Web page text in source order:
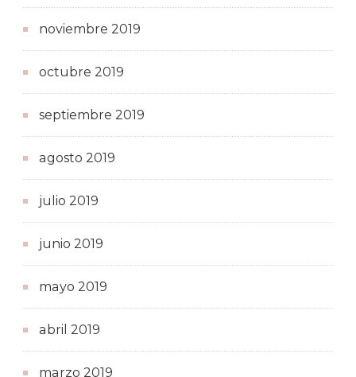
noviembre 2019
octubre 2019
septiembre 2019
agosto 2019
julio 2019
junio 2019
mayo 2019
abril 2019
marzo 2019